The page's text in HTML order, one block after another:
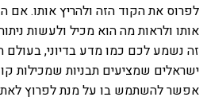
לפרוס את הקוד הזה ולהריץ אותו. אם
אותו ולראות מה הוא מכיל ולעשות
זה נשמע לכם כמו מדע בדיוני, בעולם
ישראלים שמציעים תבניות שמכילות
אפשר להשתמש בו על מנת לפרוץ